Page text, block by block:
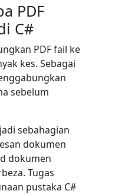
PDF
C#
PDF fail ke
kes. Sebagai
sebelum
sebahagian
dokumen
dokumen
Tugas
pustaka C#